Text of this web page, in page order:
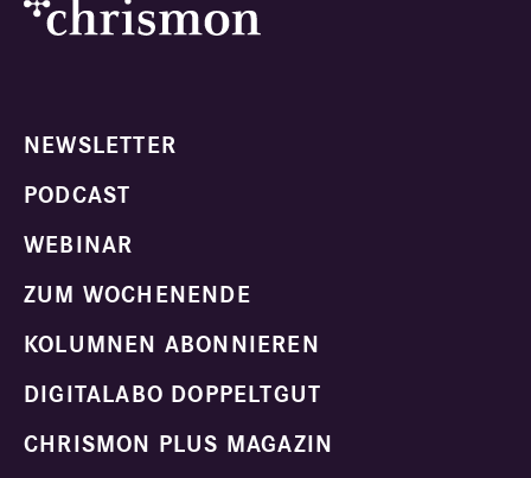
NEWSLETTER
PODCAST
WEBINAR
ZUM WOCHENENDE
KOLUMNEN ABONNIEREN
DIGITALABO DOPPELTGUT
CHRISMON PLUS MAGAZIN